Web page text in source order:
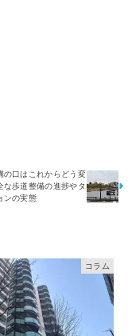
の口はこれからどう変
な歩道整備の進捗やタ
ンの実態
コラム